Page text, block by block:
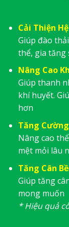
Giúp đào
thể, gia tăng
Nâng Cao
Giúp thanh
khí huyết.
hơn
Tăng Cường
Nâng cao
mệt mỏi lâu
Tăng Cân
Giúp tăng
mong muốn
* Hiệu quả